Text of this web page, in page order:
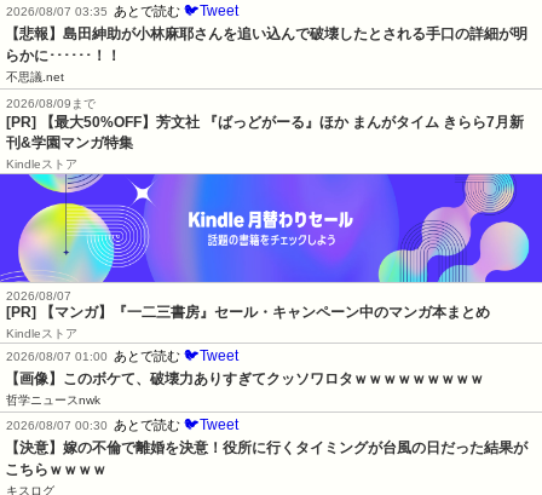
2026/08/07 03:35
あとで読む 🐦Tweet
【悲報】島田紳助が小林麻耶さんを追い込んで破壊したとされる手口の詳細が明
らかに･･････！！
不思議.net
2026/08/09まで
[PR] 【最大50%OFF】芳文社 『ばっどがーる』ほか まんがタイム きらら7月新
刊&学園マンガ特集
Kindleストア
2026/08/07
[PR] 【マンガ】『一二三書房』セール・キャンペーン中のマンガ本まとめ
Kindleストア
2026/08/07 01:00
あとで読む 🐦Tweet
【画像】このボケて、破壊力ありすぎてクッソワロタｗｗｗｗｗｗｗｗｗ
哲学ニュースnwk
2026/08/07 00:30
あとで読む 🐦Tweet
【決意】嫁の不倫で離婚を決意！役所に行くタイミングが台風の日だった結果が
こちらｗｗｗｗ
キスログ